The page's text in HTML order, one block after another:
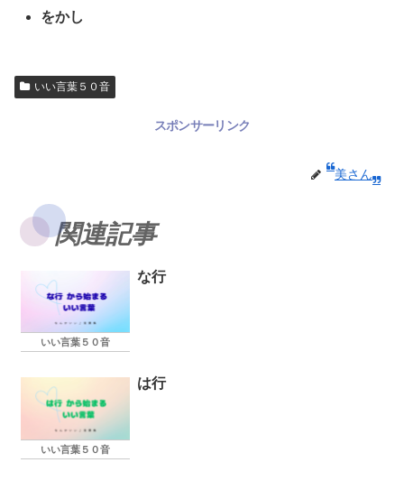
をかし
いい言葉５０音
スポンサーリンク
美さん
関連記事
いい言葉５０音
な行
いい言葉５０音
は行